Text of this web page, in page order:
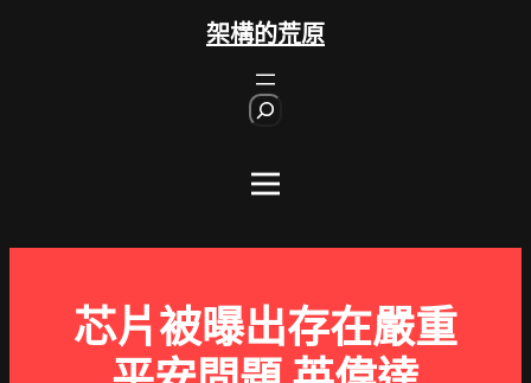
架構的荒原
芯片被曝出存在嚴重